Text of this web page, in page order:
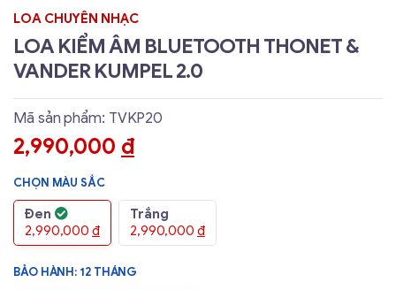
LOA CHUYÊN NHẠC
LOA KIỂM ÂM BLUETOOTH THONET &
VANDER KUMPEL 2.0
Mã sản phẩm: TVKP20
2,990,000 đ
CHỌN MÀU SẮC
Đen
2,990,000đ
Trắng
2,990,000 đ
BẢO HÀNH: 12 THÁNG